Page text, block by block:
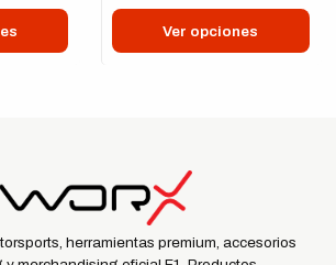
Ver opciones
herramientas premium, accesorios